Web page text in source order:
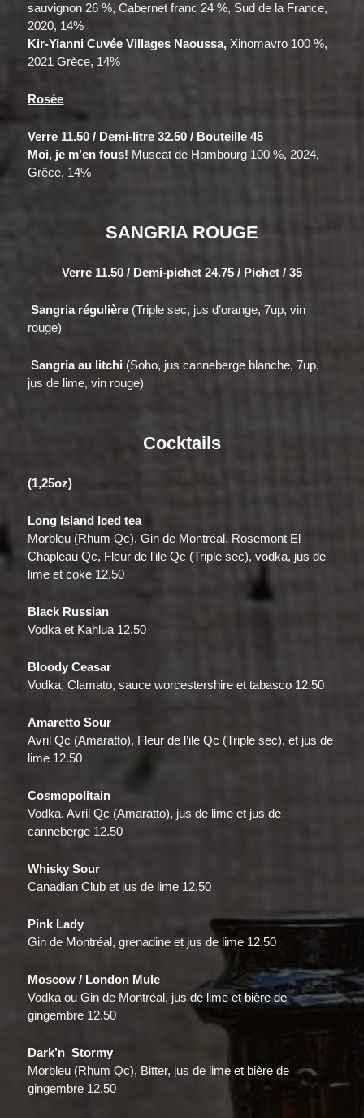
sauvignon 26 %, Cabernet franc 24 %, Sud de la France,
2020, 14%
Kir-Yianni Cuvée Villages Naoussa, Xinomavro 100 %,
2021 Grèce, 14%
Rosée
Verre 11.50 / Demi-litre 32.50 / Bouteille 45
Moi, je m’en fous! Muscat de Hambourg 100 %, 2024,
Grêce, 14%
SANGRIA ROUGE
Verre 11.50 / Demi-pichet 24.75 / Pichet / 35
Sangria régulière (Triple sec, jus d’orange, 7up, vin
rouge)
Sangria au litchi (Soho, jus canneberge blanche, 7up,
jus de lime, vin rouge)
Cocktails
(1,25oz)
Long Island Iced tea
Morbleu (Rhum Qc), Gin de Montréal, Rosemont El
Chapleau Qc, Fleur de l’ile Qc (Triple sec), vodka, jus de
lime et coke 12.50
Black Russian
Vodka et Kahlua 12.50
Bloody Ceasar
Vodka, Clamato, sauce worcestershire et tabasco 12.50
Amaretto Sour
Avril Qc (Amaratto), Fleur de l’ile Qc (Triple sec), et jus de
lime 12.50
Cosmopolitain
Vodka, Avril Qc (Amaratto), jus de lime et jus de
canneberge 12.50
Whisky Sour
Canadian Club et jus de lime 12.50
Pink Lady
Gin de Montréal, grenadine et jus de lime 12.50
Moscow / London Mule
Vodka ou Gin de Montréal, jus de lime et bière de
gingembre 12.50
Dark’n Stormy
Morbleu (Rhum Qc), Bitter, jus de lime et bière de
gingembre 12.50